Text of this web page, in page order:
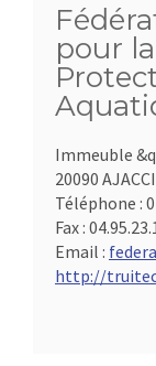
pour
Immeuble
20090
Téléphone :
Fax :
Email :
http://